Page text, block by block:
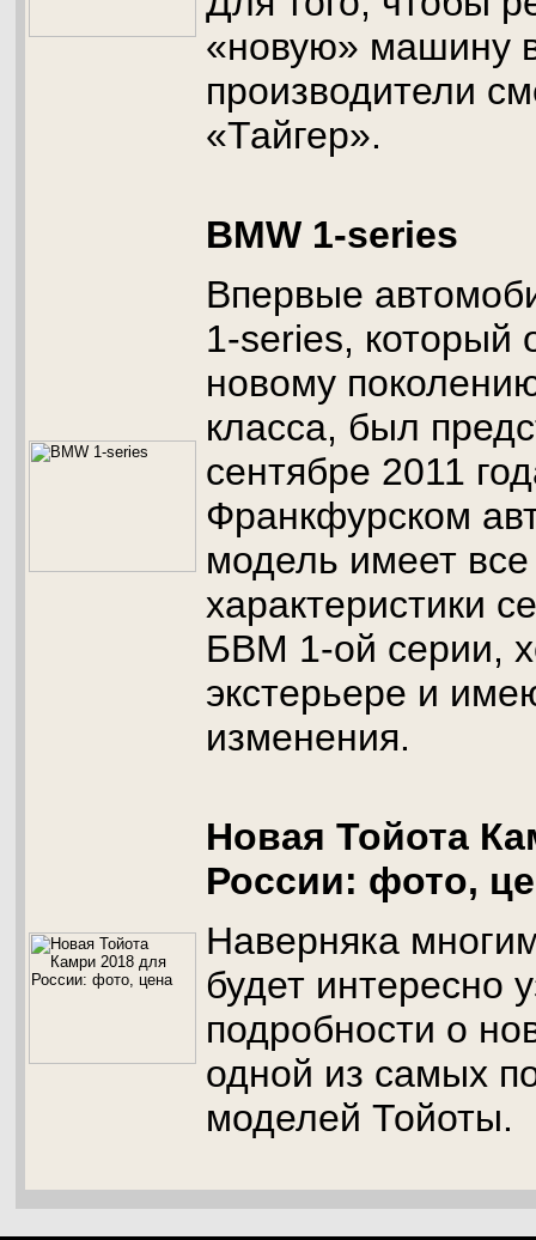
«новую» машину
производители
«Тайгер».
BMW 1-series
Впервые
1-series, который
новому
класса, был
сентябре 2011
Франкфурском
модель имеет
характеристики
БВМ 1-ой серии,
экстерьере и
изменения.
Новая Тойота
России: фото,
Наверняка
будет интересно
подробности о
одной из самых
моделей Тойоты.